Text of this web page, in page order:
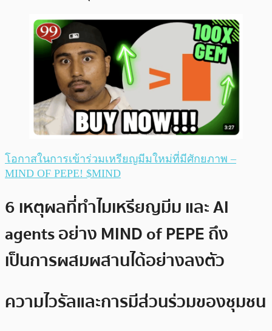
โอกาสในการเข้าร่วมเหรียญมีมใหม่ที่มีศักยภาพ –
MIND OF PEPE! $MIND
6 เหตุผลที่ทำไมเหรียญมีม และ AI
agents อย่าง MIND of PEPE ถึง
เป็นการผสมผสานได้อย่างลงตัว
ความไวรัลและการมีส่วนร่วมของชุมชน